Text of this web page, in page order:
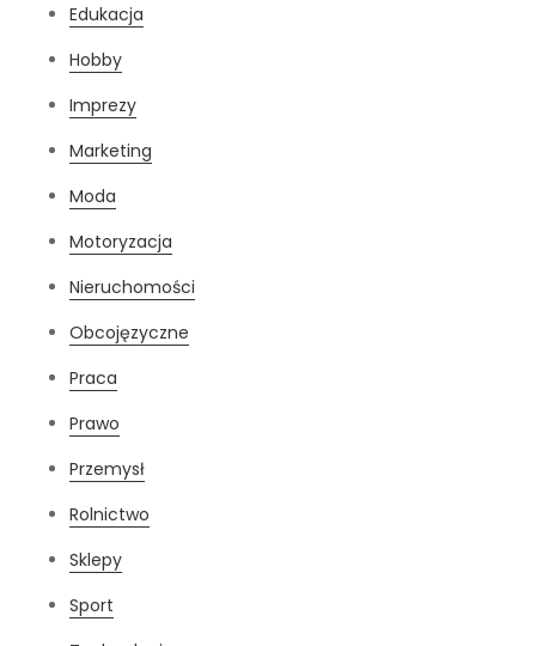
Edukacja
Hobby
Imprezy
Marketing
Moda
Motoryzacja
Nieruchomości
Obcojęzyczne
Praca
Prawo
Przemysł
Rolnictwo
Sklepy
Sport